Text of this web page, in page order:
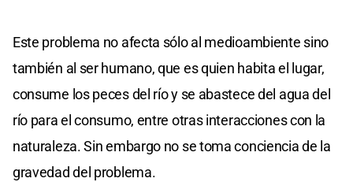
Este problema no afecta sólo al medioambiente sino
también al ser humano, que es quien habita el lugar,
consume los peces del río y se abastece del agua del
río para el consumo, entre otras interacciones con la
naturaleza. Sin embargo no se toma conciencia de la
gravedad del problema.